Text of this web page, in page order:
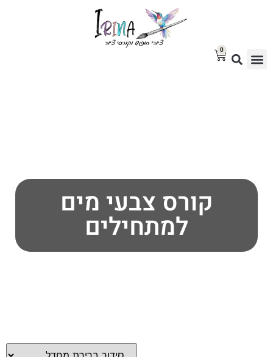
0
קורס צבעי מים
למתחילים